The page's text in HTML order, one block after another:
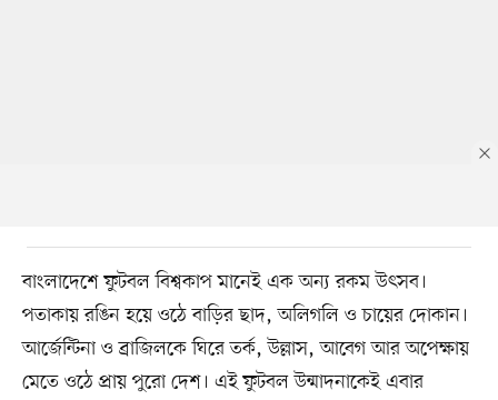
বাংলাদেশে ফুটবল বিশ্বকাপ মানেই এক অন্য রকম উৎসব।
পতাকায় রঙিন হয়ে ওঠে বাড়ির ছাদ, অলিগলি ও চায়ের দোকান।
আর্জেন্টিনা ও ব্রাজিলকে ঘিরে তর্ক, উল্লাস, আবেগ আর অপেক্ষায়
মেতে ওঠে প্রায় পুরো দেশ। এই ফুটবল উন্মাদনাকেই এবার